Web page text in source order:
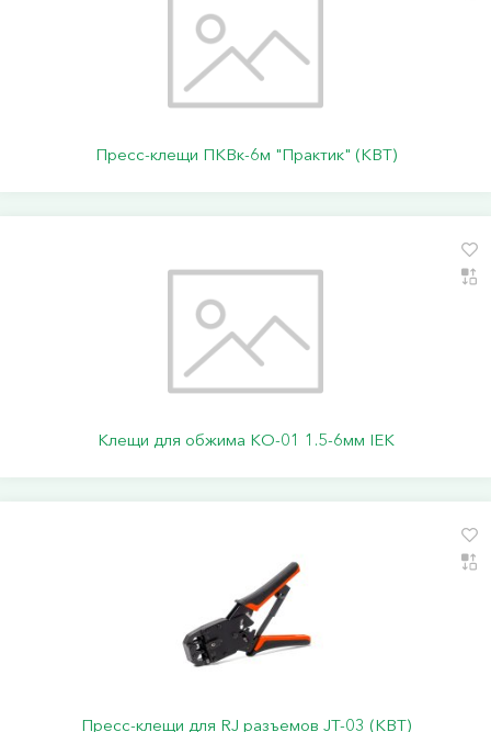
Пресс-клещи ПКВк-6м "Практик" (КВТ)
Клещи для обжима КО-01 1.5-6мм IEK
Пресс-клещи для RJ разъемов JT-03 (КВТ)